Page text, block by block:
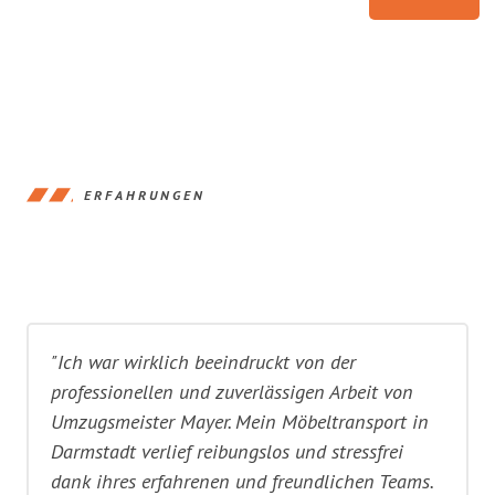
ERFAHRUNGEN
"Ich war wirklich beeindruckt von der
professionellen und zuverlässigen Arbeit von
Umzugsmeister Mayer. Mein Möbeltransport in
Darmstadt verlief reibungslos und stressfrei
dank ihres erfahrenen und freundlichen Teams.